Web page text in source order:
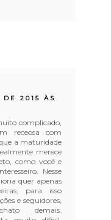
DE 2015 ÀS
complicado,
receosa com
a maturidade
merece
como você e
Nesse
quer apenas
para isso
e seguidores,
demais.